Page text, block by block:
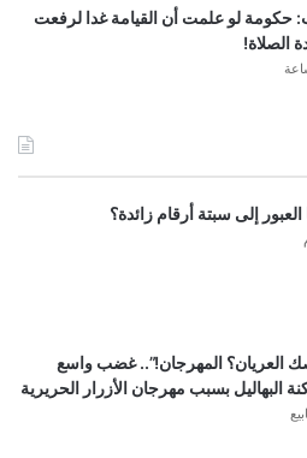
حكومة لو علمت أن القيامة غدا لرفعت
الصلاة!
إلى سبتة أرقام زائدة؟
العريان؟ المهرجان!”.. غضب واسع
البهاليل بسبب مهرجان الأزرار الحريرية